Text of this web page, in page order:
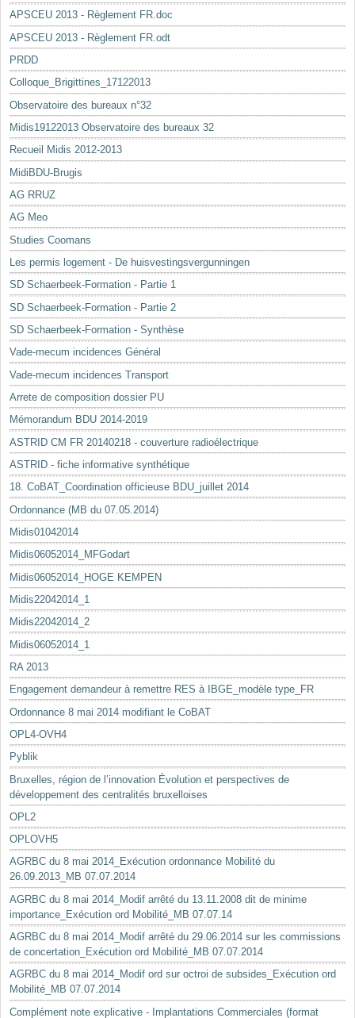
APSCEU 2013 - Règlement FR.doc
APSCEU 2013 - Règlement FR.odt
PRDD
Colloque_Brigittines_17122013
Observatoire des bureaux n°32
Midis19122013 Observatoire des bureaux 32
Recueil Midis 2012-2013
MidiBDU-Brugis
AG RRUZ
AG Meo
Studies Coomans
Les permis logement - De huisvestingsvergunningen
SD Schaerbeek-Formation - Partie 1
SD Schaerbeek-Formation - Partie 2
SD Schaerbeek-Formation - Synthèse
Vade-mecum incidences Général
Vade-mecum incidences Transport
Arrete de composition dossier PU
Mémorandum BDU 2014-2019
ASTRID CM FR 20140218 - couverture radioélectrique
ASTRID - fiche informative synthétique
18. CoBAT_Coordination officieuse BDU_juillet 2014
Ordonnance (MB du 07.05.2014)
Midis01042014
Midis06052014_MFGodart
Midis06052014_HOGE KEMPEN
Midis22042014_1
Midis22042014_2
Midis06052014_1
RA 2013
Engagement demandeur à remettre RES à IBGE_modèle type_FR
Ordonnance 8 mai 2014 modifiant le CoBAT
OPL4-OVH4
Pyblik
Bruxelles, région de l’innovation Évolution et perspectives de
développement des centralités bruxelloises
OPL2
OPLOVH5
AGRBC du 8 mai 2014_Exécution ordonnance Mobilité du
26.09.2013_MB 07.07.2014
AGRBC du 8 mai 2014_Modif arrêté du 13.11.2008 dit de minime
importance_Exécution ord Mobilité_MB 07.07.14
AGRBC du 8 mai 2014_Modif arrêté du 29.06.2014 sur les commissions
de concertation_Exécution ord Mobilité_MB 07.07.2014
AGRBC du 8 mai 2014_Modif ord sur octroi de subsides_Exécution ord
Mobilité_MB 07.07.2014
Complément note explicative - Implantations Commerciales (format